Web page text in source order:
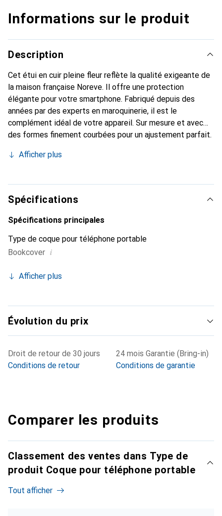
Informations sur le produit
Description
Cet étui en cuir pleine fleur reflète la qualité exigeante de
la maison française Noreve. Il offre une protection
élégante pour votre smartphone. Fabriqué depuis des
années par des experts en maroquinerie, il est le
complément idéal de votre appareil. Sur mesure et avec
des formes finement courbées pour un ajustement parfait.
smartphone. La marque Noreve est reconnue
constitue toujours un excellent choix pour le client
exigeant.
Afficher plus
Spécifications
Spécifications principales
Type de coque pour téléphone portable
Bookcover i
Afficher plus
Évolution du prix
Droit de retour de 30 jours
Conditions de retour
24 mois Garantie (Bring-in)
Conditions de garantie
Comparer les produits
Classement des ventes dans Type de
produit Coque pour téléphone portable
Tout afficher